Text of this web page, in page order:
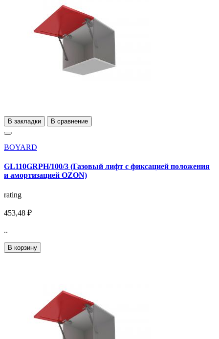
В закладки В сравнение
BOYARD
GL110GRPH/100/3 (Газовый лифт с фиксацией положения
и амортизацией OZON)
rating
453,48 ₽
..
В корзину